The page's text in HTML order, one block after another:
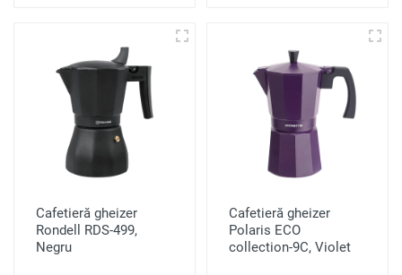
Cafetieră gheizer
Rondell RDS-499,
Negru
Cafetieră gheizer
Polaris ECO
collection-9С, Violet